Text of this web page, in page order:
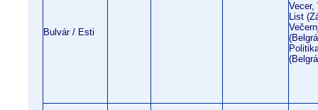
Bulvár / Esti
Vecer,
List